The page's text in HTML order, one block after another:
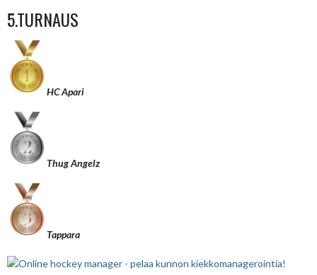
5.TURNAUS
HC Apari
Thug Angelz
Tappara